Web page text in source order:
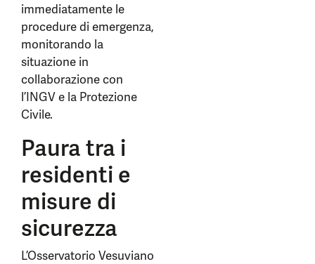
immediatamente le
procedure di emergenza,
monitorando la
situazione in
collaborazione con
l’INGV e la Protezione
Civile.
Paura tra i
residenti e
misure di
sicurezza
L’Osservatorio Vesuviano